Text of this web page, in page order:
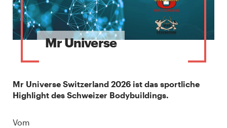
Mr Universe
Mr Universe Switzerland 2026 ist das sportliche
Highlight des Schweizer Bodybuildings.
Vom